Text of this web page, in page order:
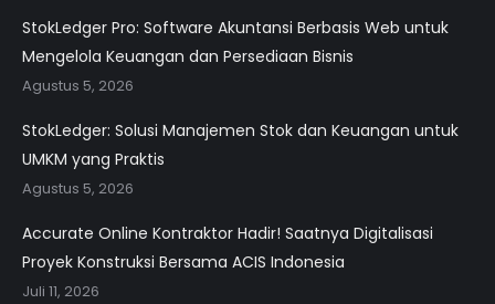
StokLedger Pro: Software Akuntansi Berbasis Web untuk
Mengelola Keuangan dan Persediaan Bisnis
Agustus 5, 2026
StokLedger: Solusi Manajemen Stok dan Keuangan untuk
UMKM yang Praktis
Agustus 5, 2026
Accurate Online Kontraktor Hadir! Saatnya Digitalisasi
Proyek Konstruksi Bersama ACIS Indonesia
Juli 11, 2026